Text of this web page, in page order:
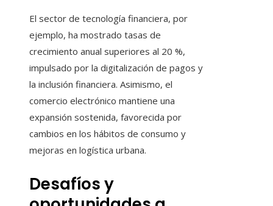
El sector de tecnología financiera, por
ejemplo, ha mostrado tasas de
crecimiento anual superiores al 20 %,
impulsado por la digitalización de pagos y
la inclusión financiera. Asimismo, el
comercio electrónico mantiene una
expansión sostenida, favorecida por
cambios en los hábitos de consumo y
mejoras en logística urbana.
Desafíos y